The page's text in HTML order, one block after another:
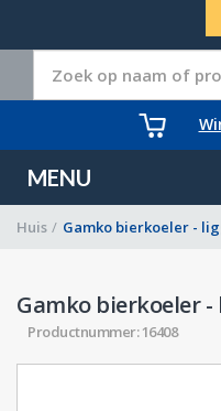
MENU
Huis / Gamko bierkoeler -
Gamko bierkoeler
Productnummer: 16408